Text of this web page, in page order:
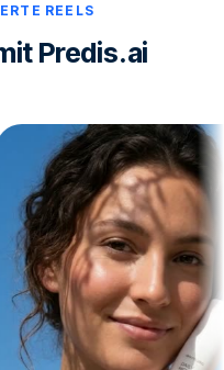
REELS
Predis.ai